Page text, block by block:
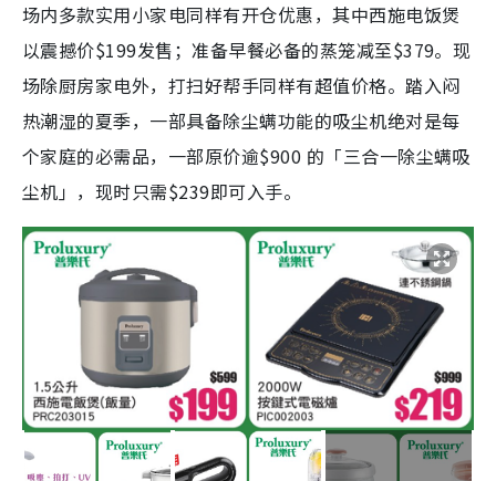
场内多款实用小家电同样有开仓优惠，其中西施电饭煲
以震撼价$199发售；准备早餐必备的蒸笼减至$379。现
场除厨房家电外，打扫好帮手同样有超值价格。踏入闷
热潮湿的夏季，一部具备除尘螨功能的吸尘机绝对是每
个家庭的必需品，一部原价逾$900 的「三合一除尘螨吸
尘机」，现时只需$239即可入手。